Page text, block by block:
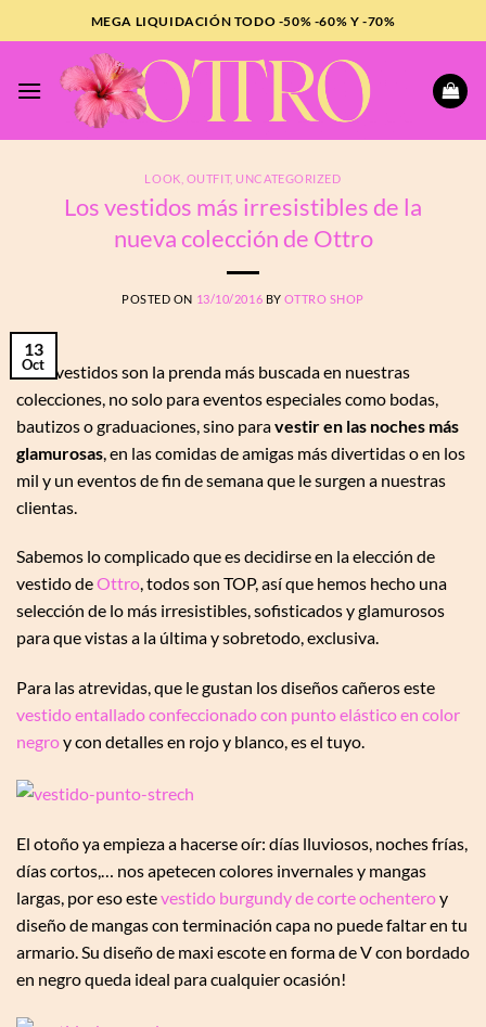
al
contenido
MEGA LIQUIDACIÓN TODO -50% -60% Y -70%
LOOK OUTFIT, UNCATEGORIZED
Los vestidos más irresistibles de la
nueva colección de Ottro
POSTED ON 13/10/2016 BYOTTRO SHOP
13
Oct
oLos vestidos son la prenda más buscada en nuestras
colecciones, no solo para eventos especiales como bodas,
bautizos o graduaciones, sino paravestir en las noches más
glamurosas , en las comidas de amigas más divertidas o en los
mil y un eventos de fin de semana que le surgen a nuestras
clientas.
Sabemos lo complicado que es decidirse en la elección de
vestido deOttro, todos son TOP, así que hemos hecho una
selección de lo más irresistibles, sofisticados y glamurosos
para que vistas a la última y sobretodo, exclusiva.
Para las atrevidas, que le gustan los diseños cañeros este
vestido entallado confeccionado con punto elástico en color
negroy con detalles en rojo y blanco, es el tuyo.
El otoño ya empieza a hacerse oír: días lluviosos, noches frías,
días cortos,… nos apetecen colores invernales y mangas
largas, por eso estevestido burgundy de corte ochenteroy
diseño de mangas con terminación capa no puede faltar en tu
armario. Su diseño de maxi escote en forma de V con bordado
en negro queda ideal para cualquier ocasión!